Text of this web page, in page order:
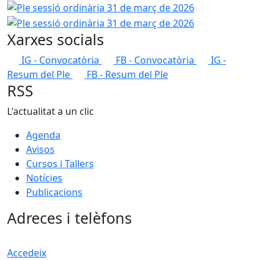
Ple sessió
Xarxes socials
IG - Convocatòria FB - Convocatòria
IG -
Resum del Ple
FB - Resum del Ple
RSS
L'actualitat a un clic
Agenda
Avisos
Cursos i Tallers
Notícies
Publicacions
Adreces i telèfons
Accedeix